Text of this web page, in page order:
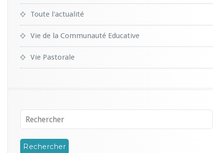
Toute l'actualité
Vie de la Communauté Educative
Vie Pastorale